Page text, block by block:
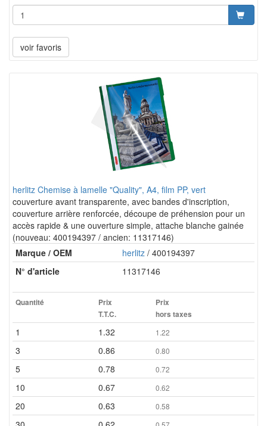
voir favoris
herlitz Chemise à lamelle "Quality", A4, film PP, vert
couverture avant transparente, avec bandes d'inscription,
couverture arrière renforcée, découpe de préhension pour un
accès rapide & une ouverture simple, attache blanche gainée
(nouveau: 400194397 / ancien: 11317146)
Marque / OEM
herlitz / 400194397
N° d'article
11317146
Quantité
Prix
T.T.C.
Prix
hors taxes
1 1.32 1.22
3 0.86 0.80
5 0.78 0.72
10 0.67 0.62
20 0.63 0.58